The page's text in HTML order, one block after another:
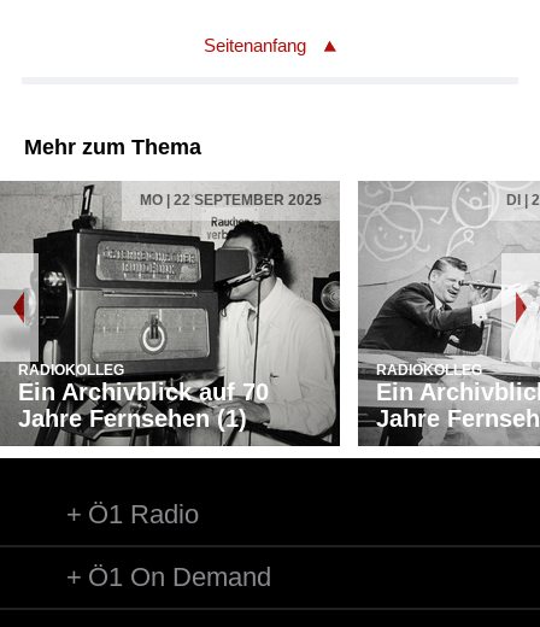
Seitenanfang
Mehr zum Thema
MO | 22 SEPTEMBER 2025
RADIOKOLLEG
Ein Archivblick auf 70
Jahre Fernsehen (1)
DI |
RADIOKOLLEG
Ein
Jahre
Ö1 Radio
Ö1 On Demand